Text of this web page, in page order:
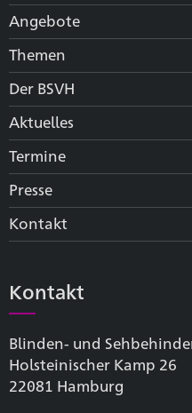
Angebote
Themen
Der BSVH
Aktuelles
Termine
Presse
Kontakt
Kontakt
Blinden- und
Holsteinischer Kamp 26
22081 Hamburg